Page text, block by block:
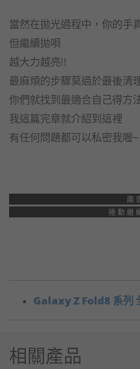
當然在拋光過程中，你的手
但繼續拋唄
越大力越亮!!
最麻煩的步驟莫過於最後清
你們就找到最適合自己得方
我這篇完章就介紹到這裡
有任何問題都可以私密我喔~
廣
捲動繼
Galaxy Z Fold8 系列
相關產品